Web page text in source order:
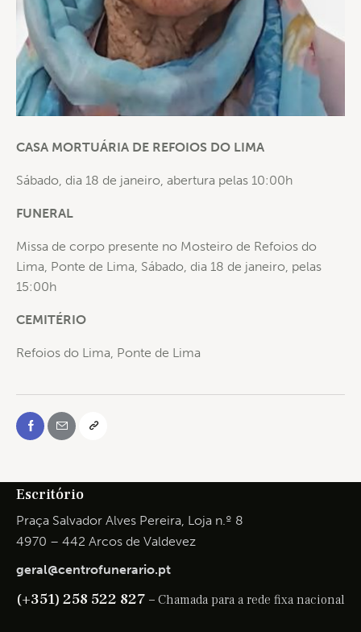
CASA MORTUÁRIA DE REFOIOS DO LIMA
Sábado, dia 18 de janeiro, abertura pelas 10:00h
FUNERAL
Missa de corpo presente no Mosteiro de Refoios do
Lima, Ponte de Lima, Sábado, dia 18 de janeiro, pelas
15:00h
CEMITÉRIO
Refoios do Lima, Ponte de Lima
Escritório
Praça Salvador Alves Pereira, Loja n.º 8
4970 – 442 Arcos de Valdevez
geral@centrofunerario.pt
(+351) 258 522 827 – Chamada para a rede fixa nacional